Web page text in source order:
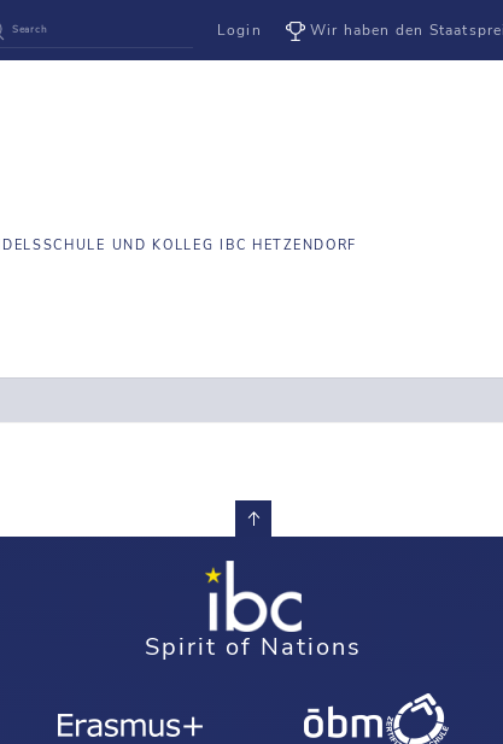
Login Wir haben den
UND KOLLEG IBC HETZENDORF
Spirit of Nations